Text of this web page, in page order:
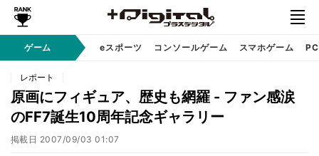
ゲーム eスポーツ コンソールゲーム スマホゲーム
レポート
原画にフィギュア、歴史も網羅 - ファン感涙
のFF7誕生10周年記念ギャラリー
掲載日 2007/09/03 01:07